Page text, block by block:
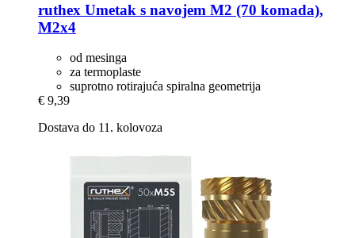
ruthex Umetak s navojem M2 (70 komada),
M2x4
od mesinga
za termoplaste
suprotno rotirajuća spiralna geometrija
€ 9,39
Dostava do 11. kolovoza